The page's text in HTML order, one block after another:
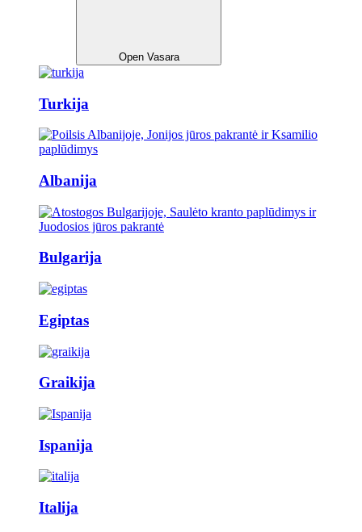
Open Vasara
Turkija
Albanija
Bulgarija
Egiptas
Graikija
Ispanija
Italija